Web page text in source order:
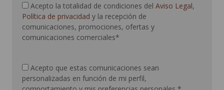
Acepto la totalidad de condiciones del Aviso Legal,
Política de privacidad y la recepción de
comunicaciones, promociones, ofertas y
comunicaciones comerciales*
Acepto que estas comunicaciones sean
personalizadas en función de mi perfil,